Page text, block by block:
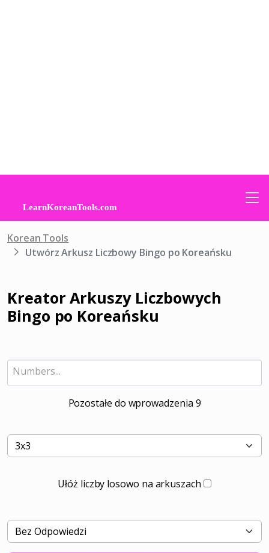
Korean Tools
Utwórz Arkusz Liczbowy Bingo po Koreańsku
Kreator Arkuszy Liczbowych
Bingo po Koreańsku
Pozostałe do wprowadzenia 9
Ułóż liczby losowo na arkuszach